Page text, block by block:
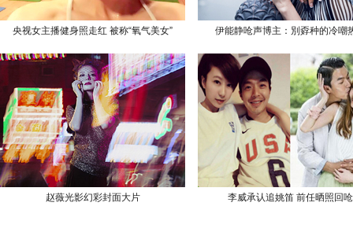
央视女主播健身照走红 被称“氧气美女”
赵薇光影幻彩封面大片
伊能静呛声博主：別孬种的冷嘲
李威承认追姚笛 前任晒照回呛